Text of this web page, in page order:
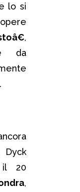
lo si
,
da
Dyck
il 20
,